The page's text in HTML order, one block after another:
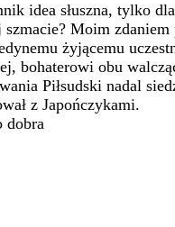
idea słuszna, tylko
szmacie? Moim
żyjącemu
bohaterowi obu
Piłsudski nadal
z Japończykami.
dobra